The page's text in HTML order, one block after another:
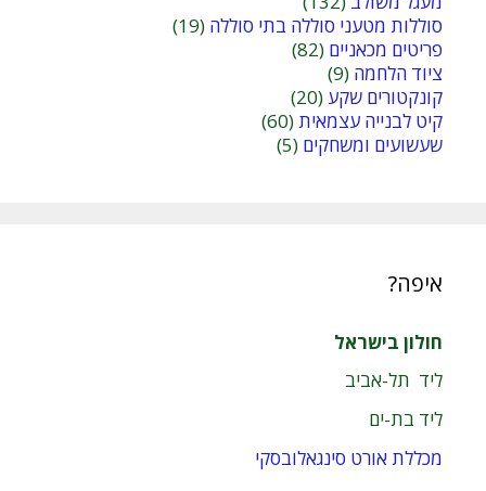
סוללות מטעני סוללה בתי סוללה (19)
פריטים מכאניים (82)
ציוד הלחמה (9)
קונקטורים שקע (20)
קיט לבנייה עצמאית(60)
שעשועים ומשחקים (5)
איפה?
חולון בישראל
ליד תל-אביב
ליד בת-ים
מכללת אורט סינגאלובסקי